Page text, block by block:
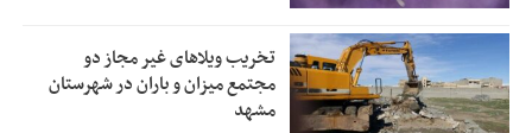
تخریب ویلاهای غیر مجاز دو
مجتمع میزان و باران در شهرستان
مشهد